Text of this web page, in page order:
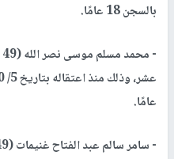
بالسجن 18 عامًا.
عامًا.